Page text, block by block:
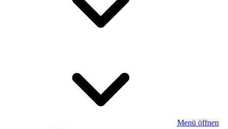
Menü öffnen